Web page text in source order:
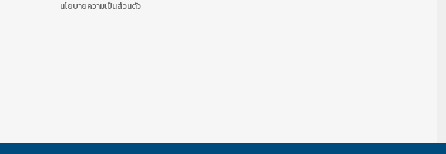
นโยบายความเป็นส่วนตัว